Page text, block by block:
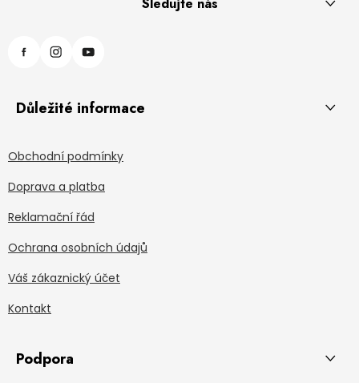
Důležité informace
Obchodní podmínky
Doprava a platba
Reklamační řád
Ochrana osobních údajů
Váš zákaznický účet
Kontakt
Podpora